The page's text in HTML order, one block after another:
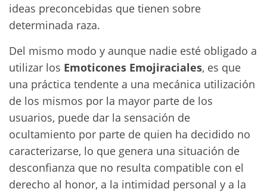
ideas preconcebidas que tienen sobre
determinada raza.
Del mismo modo y aunque nadie esté obligado a
utilizar los Emoticones Emojiraciales, es que
una práctica tendente a una mecánica utilización
de los mismos por la mayor parte de los
usuarios, puede dar la sensación de
ocultamiento por parte de quien ha decidido no
caracterizarse, lo que genera una situación de
desconfianza que no resulta compatible con el
derecho al honor, a la intimidad personal y a la